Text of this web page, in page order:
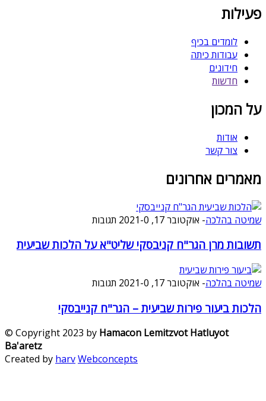
פעילות
לומדים בכיף
עבודות כיתה
חידונים
חדשות
על המכון
אודות
צור קשר
מאמרים אחרונים
שמיטה בהלכה- אוקטובר 17, 2021 -0 תגובות
תשובות מרן הגר"ח קניבסקי שליט"א על הלכות שביעית
שמיטה בהלכה- אוקטובר 17, 2021 -0 תגובות
הלכות ביעור פירות שביעית – הגר"ח קנייבסקי
© Copyright 2023 by Hamacon Lemitzvot Hatluyot
Ba'aretz
Created by harvWebconcepts